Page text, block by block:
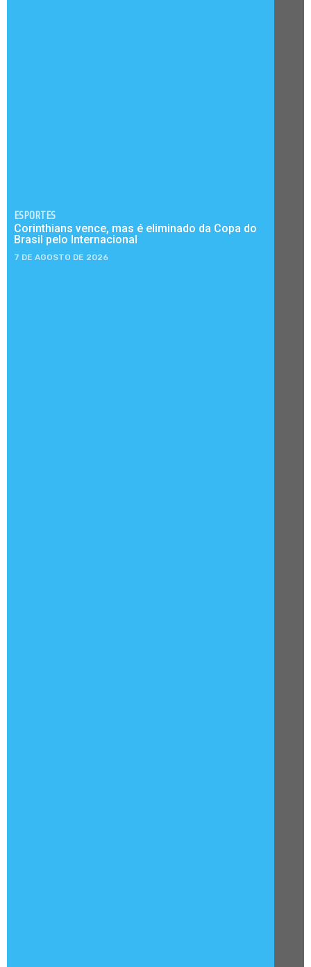
ESPORTES
Corinthians vence, mas é eliminado da Copa do
Brasil pelo Internacional
7 DE AGOSTO DE 2026